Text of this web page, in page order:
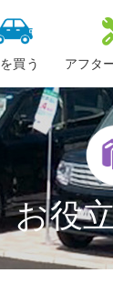
買う
新車
未使用車
アフタ
整備
ロード
お役